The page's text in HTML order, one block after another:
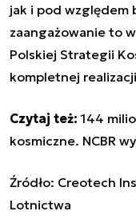
jak i pod względem
zaangażowanie to
Polskiej Strategii
kompletnej
Czytaj też: 144
kosmiczne. NCBR
Źródło: Creotech
Lotnictwa